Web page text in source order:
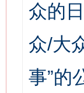
众的
众/大
事”的